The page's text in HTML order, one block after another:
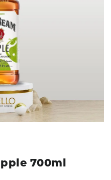
700ml